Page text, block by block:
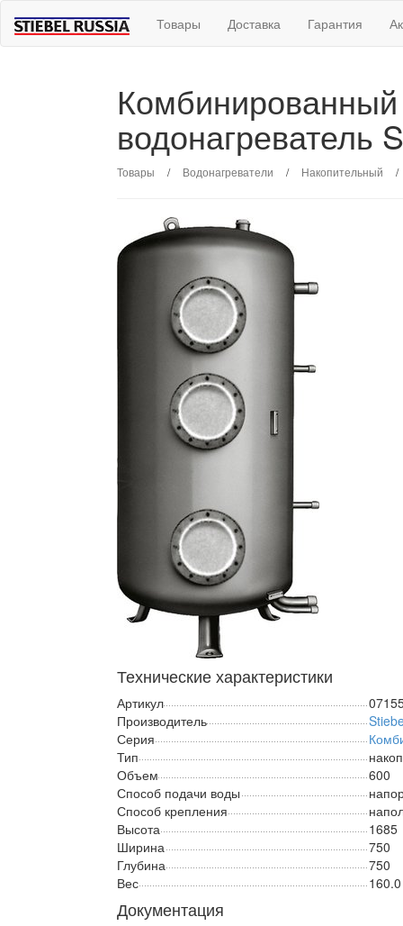
Товары Доставка Гарантия
водонагреватель
Товары / Водонагреватели / Накопительный /
Технические характеристики
Артикул
Производитель
Серия
Тип
Объем
600
Способ подачи воды
Способ крепления
Высота
1685
Ширина
750
Глубина
750
Вес
160.0
Документация